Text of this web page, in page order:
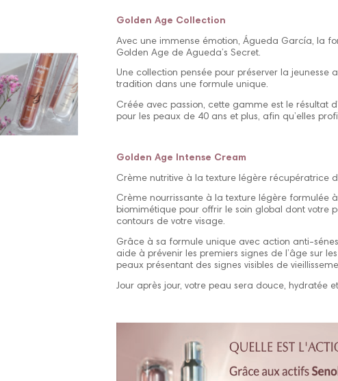
Golden Age Collection
Avec une immense émotion, Águeda García, la
Golden Age de Agueda’s Secret.
Une collection pensée pour préserver la
tradition dans une formule unique.
Créée avec passion, cette gamme est le résultat
pour les peaux de 40 ans et plus, afin qu’elles
Golden Age Intense Cream
Crème nutritive à la texture légère récupératrice
Crème nourrissante à la texture légère formulée
biomimétique pour offrir le soin global dont votre
contours de votre visage.
Grâce à sa formule unique avec action anti-
aide à prévenir les premiers signes de l’âge sur
peaux présentant des signes visibles de
Jour après jour, votre peau sera douce, hydratée